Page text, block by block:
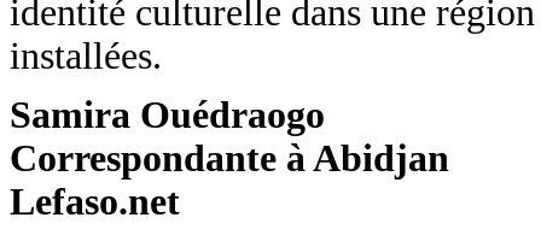
identité culturelle dans une
installées.
Samira Ouédraogo
Correspondante à Abidjan
Lefaso.net